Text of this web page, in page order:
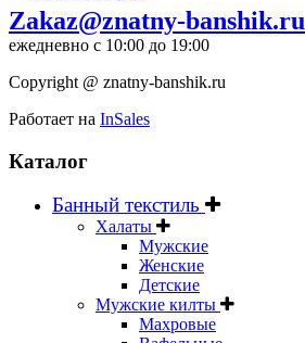
Zakaz@znatny-banshik.ru
ежедневно с 10:00 до 19:00
Copyright @ znatny-banshik.ru
Работает на InSales
Каталог
Банный текстиль
Халаты
Мужские
Женские
Детские
Мужские килты
Махровые